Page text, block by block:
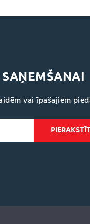
vai īpašajiem